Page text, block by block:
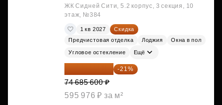
ЖК Сидней Сити, 5.2 корпус, 3 секция, 10
этаж, №384
1 кв 2027
Скидка
Предчистовая отделка
Лоджия Окна в пол
Угловое остекление Ещё
59 001 624 ₽ -21%
74 685 600 ₽
595 976 ₽ за м²